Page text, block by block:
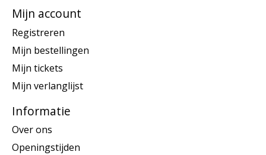
Mijn account
Registreren
Mijn bestellingen
Mijn tickets
Mijn verlanglijst
Informatie
Over ons
Openingstijden